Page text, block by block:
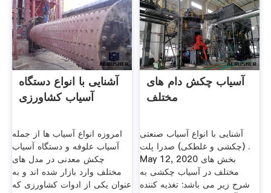
آشنایی با انواع دستگاه
آسیاب کشاورزی
امروزه انواع آسیاب ها از جمله
آسیاب علوفه و دستگاه آسیاب
چکش معدنی در مدل های
مختلف وارد بازار شده اند و به
عنوان یکی از ادوات کشاورزی که
آسیاب چکش دام های
مختلف
آشنایی با انواع آسیاب صنعتی
(چکشی و غلطکی) صدرا پلت .
May 12, 2020 بخش های
مختلف در آسیاب چکشی به
شرح زیر می باشد: تغذیه کننده